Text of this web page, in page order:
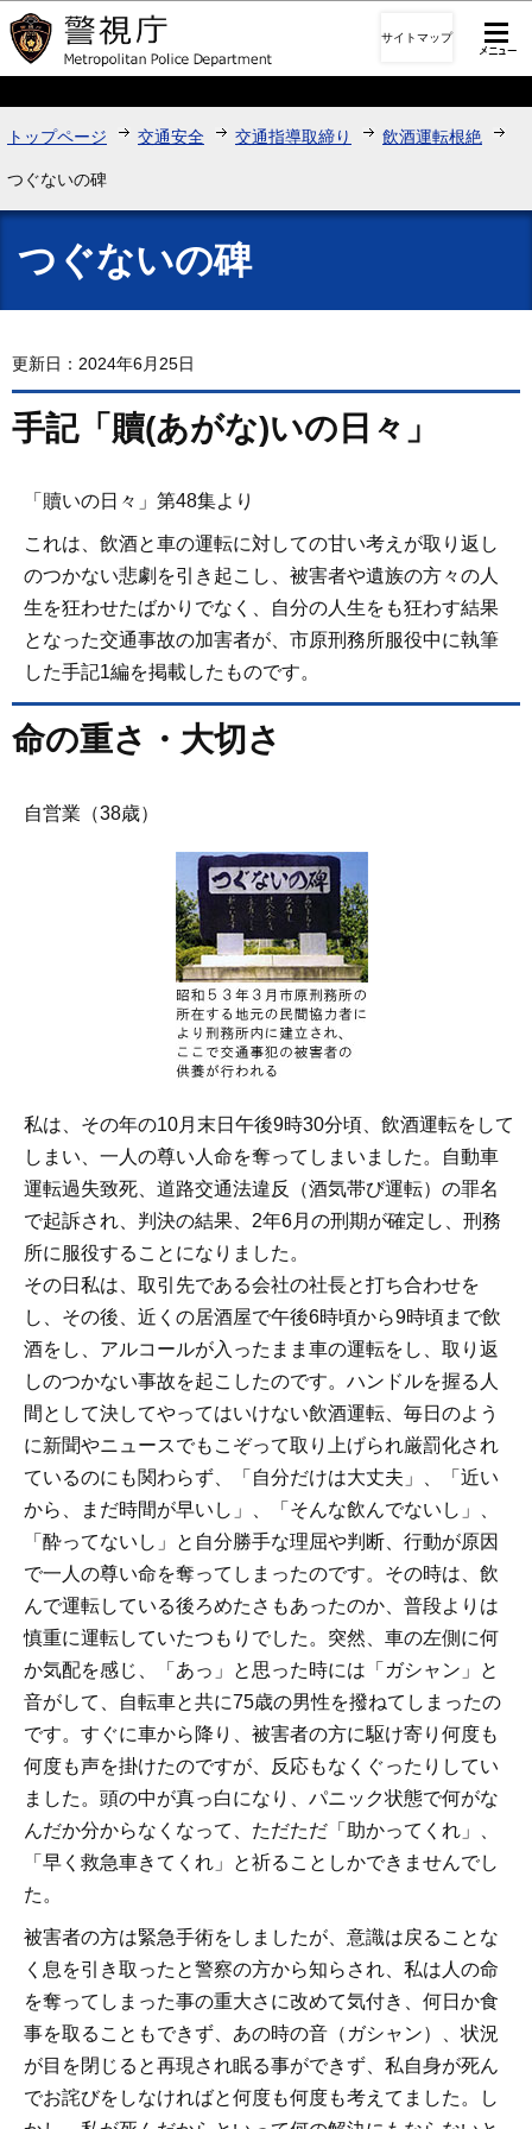
このページの本文へ移動
サイトマップ
トップページ 交通安全 交通指導取締り 飲酒運転根絶
つぐないの碑
つぐないの碑
更新日：2024年6月25日
手記「贖(あがな)いの日々」
「贖いの日々」第48集より
これは、飲酒と車の運転に対しての甘い考えが取り返し
のつかない悲劇を引き起こし、被害者や遺族の方々の人
生を狂わせたばかりでなく、自分の人生をも狂わす結果
となった交通事故の加害者が、市原刑務所服役中に執筆
した手記1編を掲載したものです。
命の重さ・大切さ
自営業（38歳）
私は、その年の10月末日午後9時30分頃、飲酒運転をして
しまい、一人の尊い人命を奪ってしまいました。自動車
運転過失致死、道路交通法違反（酒気帯び運転）の罪名
で起訴され、判決の結果、2年6月の刑期が確定し、刑務
所に服役することになりました。
その日私は、取引先である会社の社長と打ち合わせを
し、その後、近くの居酒屋で午後6時頃から9時頃まで飲
酒をし、アルコールが入ったまま車の運転をし、取り返
しのつかない事故を起こしたのです。ハンドルを握る人
間として決してやってはいけない飲酒運転、毎日のよう
に新聞やニュースでもこぞって取り上げられ厳罰化され
ているのにも関わらず、「自分だけは大丈夫」、「近い
から、まだ時間が早いし」、「そんな飲んでないし」、
「酔ってないし」と自分勝手な理屈や判断、行動が原因
で一人の尊い命を奪ってしまったのです。その時は、飲
んで運転している後ろめたさもあったのか、普段よりは
慎重に運転していたつもりでした。突然、車の左側に何
か気配を感じ、「あっ」と思った時には「ガシャン」と
音がして、自転車と共に75歳の男性を撥ねてしまったの
です。すぐに車から降り、被害者の方に駆け寄り何度も
何度も声を掛けたのですが、反応もなくぐったりしてい
ました。頭の中が真っ白になり、パニック状態で何がな
んだか分からなくなって、ただただ「助かってくれ」、
「早く救急車きてくれ」と祈ることしかできませんでし
た。
被害者の方は緊急手術をしましたが、意識は戻ることな
く息を引き取ったと警察の方から知らされ、私は人の命
を奪ってしまった事の重大さに改めて気付き、何日か食
事を取ることもできず、あの時の音（ガシャン）、状況
が目を閉じると再現され眠る事ができず、私自身が死ん
でお詫びをしなければと何度も何度も考えてました。し